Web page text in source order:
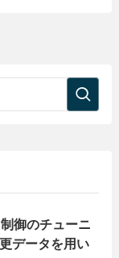
御のチューニ
データを用い